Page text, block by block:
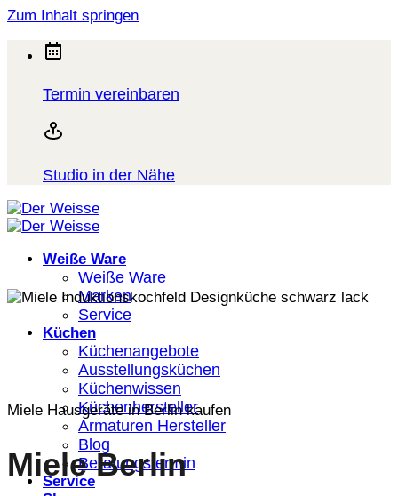
Zum Inhalt springen
Termin vereinbaren
Studio in der Nähe
Weiße Ware
Weiße Ware
Marken
Service
Küchen
Küchenangebote
Ausstellungsküchen
Küchenwissen
Küchenhersteller
Armaturen Hersteller
Blog
Beratungstermin
Service
Miele Hausgeräte in Berlin kaufen
Miele Berlin